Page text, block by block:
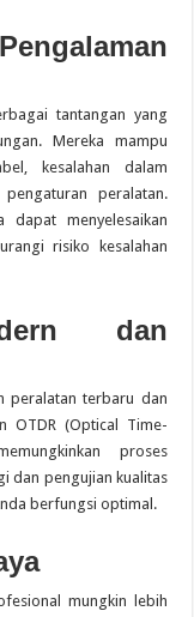
tantangan yang
Mereka mampu
kesalahan dalam
peralatan.
dapat menyelesaikan
risiko kesalahan
dan
peralatan terbaru dan
OTDR (Optical Time-
proses
dan pengujian kualitas
berfungsi optimal.
mungkin lebih